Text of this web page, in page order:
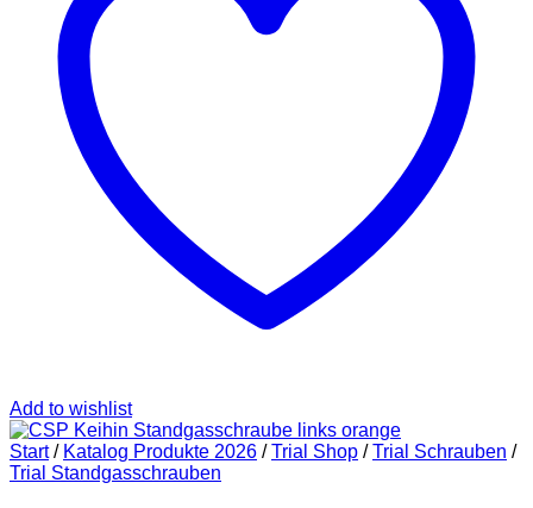
Add to wishlist
Start / Katalog Produkte 2026 / Trial Shop / Trial Schrauben /
Trial Standgasschrauben